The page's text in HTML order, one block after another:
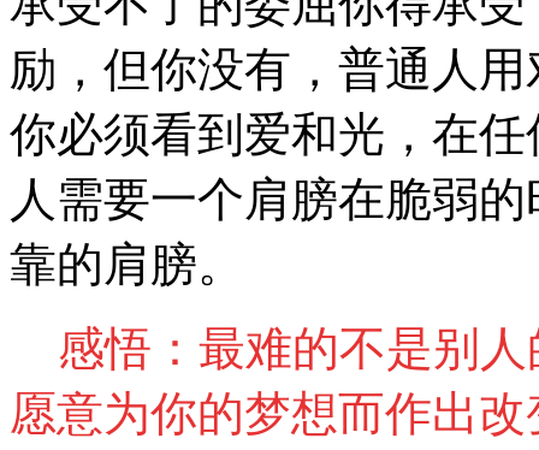
励，但你没有，普通人
你必须看到爱和光，在
人需要一个肩膀在脆弱
靠的肩膀。
感悟：最难的不是别
愿意为你的梦想而作